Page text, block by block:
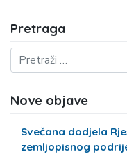
Pretraga
Nove objave
Svečana dodjela
zemljopisnog